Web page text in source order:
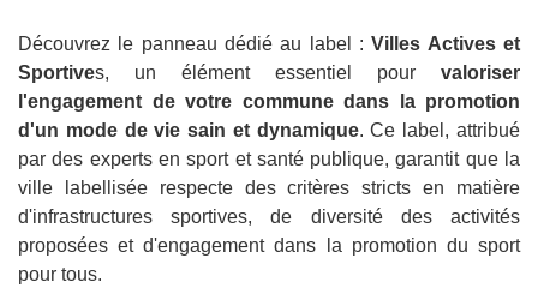
Découvrez le panneau dédié au label :Villes Actives et
Sportives, un élément essentiel pour valoriser
l'engagement de votre commune dans la promotion
d'un mode de vie sain et dynamique. Ce label, attribué
par des experts en sport et santé publique, garantit que la
ville labellisée respecte des critères stricts en matière
d'infrastructures sportives, de diversité des activités
proposées et d'engagement dans la promotion du sport
pour tous.